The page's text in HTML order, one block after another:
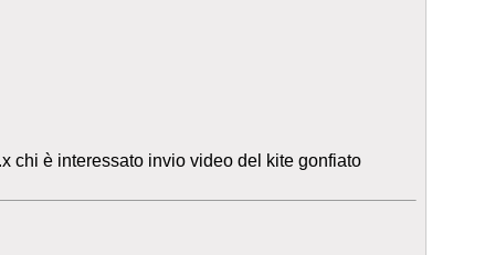
chi è interessato invio video del kite gonfiato